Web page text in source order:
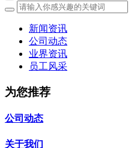
新闻资讯
公司动态
业界资讯
员工风采
为您推荐
公司动态
关于我们